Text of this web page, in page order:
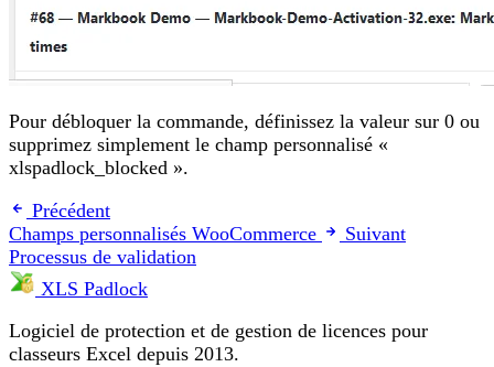
Pour débloquer la commande, définissez la valeur sur 0 ou
supprimez simplement le champ personnalisé «
xlspadlock_blocked ».
Précédent
Champs personnalisés WooCommerce
Suivant
Processus de validation
XLS Padlock
Logiciel de protection et de gestion de licences pour
classeurs Excel depuis 2013.